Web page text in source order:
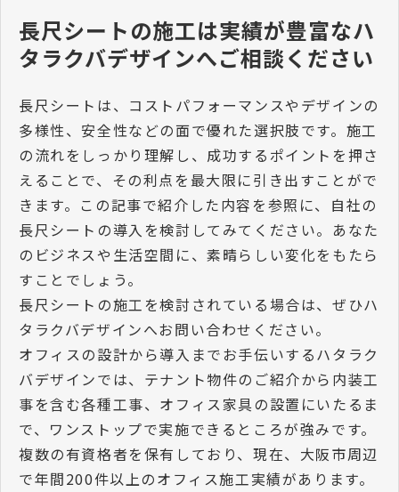
長尺シートの施工は実績が豊富なハ
タラクバデザインへご相談ください
長尺シートは、コストパフォーマンスやデザインの
多様性、安全性などの面で優れた選択肢です。施工
の流れをしっかり理解し、成功するポイントを押さ
えることで、その利点を最大限に引き出すことがで
きます。この記事で紹介した内容を参照に、自社の
長尺シートの導入を検討してみてください。あなた
のビジネスや生活空間に、素晴らしい変化をもたら
すことでしょう。
長尺シートの施工を検討されている場合は、ぜひハ
タラクバデザインへお問い合わせください。
オフィスの設計から導入までお手伝いするハタラク
バデザインでは、テナント物件のご紹介から内装工
事を含む各種工事、オフィス家具の設置にいたるま
で、ワンストップで実施できるところが強みです。
複数の有資格者を保有しており、現在、大阪市周辺
で年間200件以上のオフィス施工実績があります。